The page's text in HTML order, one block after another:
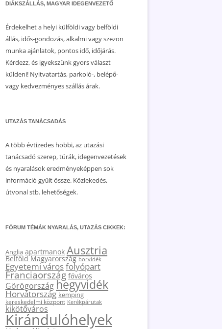
DIÁKSZÁLLÁS, MAGYAR IDEGENVEZETŐ
Érdekelhet a helyi külföldi vagy belföldi
állás, idős-gondozás, alkalmi vagy szezon
munka ajánlatok, pontos idő, időjárás.
Kérdezz, és igyekszünk gyors választ
küldeni! Nyitvatartás, parkoló-, belépő-
vagy kedvezményes szállás árak.
UTAZÁS TANÁCSADÁS
A több évtizedes hobbi, az utazási
tanácsadó szerep, túrák, idegenvezetések
és nyaralások eredményeképpen sok
információ gyűlt össze. Közlekedés,
útvonal stb. lehetőségek.
FÓRUM TÉMÁK NYARALÁS, UTAZÁS CIKKEK:
Anglia apartmanok Ausztria
Belföld Magyarország borvidék
Egyetemi városfolyópart
Franciaország főváros
Görögországhegyvidék
Horvátország kemping
kereskedelmi központ Kerékpárutak
kikötőváros
Kirándulóhelyek